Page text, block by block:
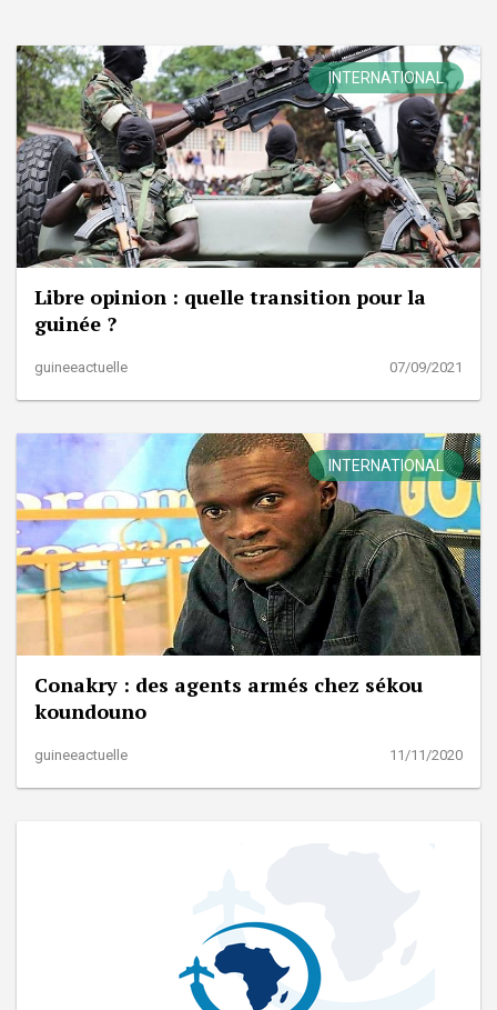
INTERNATIONAL
Libre opinion : quelle transition pour la
guinée ?
guineeactuelle 07/09/2021
INTERNATIONAL
Conakry : des agents armés chez sékou
koundouno
guineeactuelle 11/11/2020